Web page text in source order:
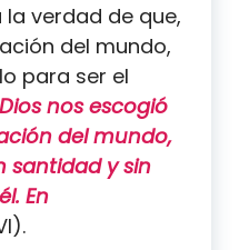
la verdad de que,
del mundo,
para ser el
nos escogió
del mundo,
santidad y sin
En